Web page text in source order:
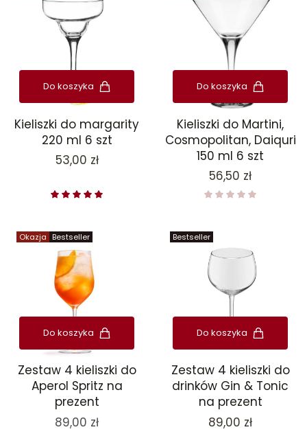
Do koszyka
Kieliszki do margarity
220 ml 6 szt
Cena
53,00 zł
Do koszyka
Kieliszki do Martini,
Cosmopolitan, Daiquri
150 ml 6 szt
Cena
56,50 zł
Okazja Bestseller
Do koszyka
Zestaw 4 kieliszki do
Aperol Spritz na
prezent
89,00 zł
Bestseller
Do koszyka
Zestaw 4 kieliszki do
drinków Gin & Tonic
na prezent
Cena
89,00 zł